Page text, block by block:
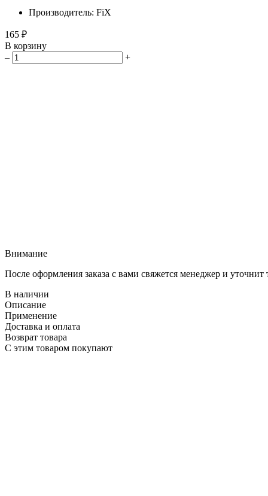
Производитель: FiX
165 ₽
В корзину
–
+
Внимание
После оформления заказа с вами свяжется менеджер и уточнит
В наличии
Описание
Применение
Доставка и оплата
Возврат товара
С этим товаром покупают